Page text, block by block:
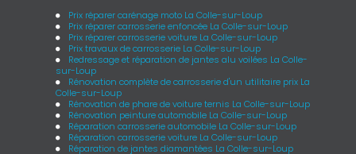
Prix réparer carénage moto La Colle-sur-Loup
Prix réparer carrosserie enfoncée La Colle-sur-Loup
Prix réparer carrosserie voiture La Colle-sur-Loup
Prix travaux de carrosserie La Colle-sur-Loup
Redressage et réparation de jantes alu voilées La Colle-
sur-Loup
Rénovation complète de carrosserie d'un utilitaire prix La
Colle-sur-Loup
Rénovation de phare de voiture ternis La Colle-sur-Loup
Rénovation peinture automobile La Colle-sur-Loup
Réparation carrosserie automobile La Colle-sur-Loup
Réparation carrosserie voiture La Colle-sur-Loup
Réparation de jantes diamantées La Colle-sur-Loup